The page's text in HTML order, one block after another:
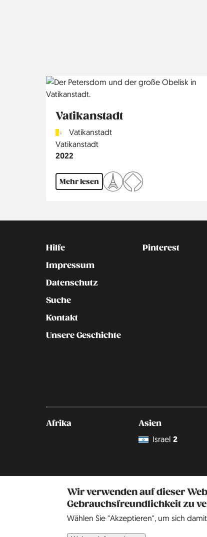
Wir verwenden auf dieser
Gebrauchsfreundlichkeit zu
Wählen Sie "Akzeptieren", um sich
Vatikanstadt
CountryVatikanstadt
Region
Vatikanstadt
Jahr
2022
Mehr lesen
Kontakt
Hilfe
Impressum
Datenschutz
Suche
Kontakt
Unsere Geschichte
Social
Pinterest
Afrika
Asien
Israel 2